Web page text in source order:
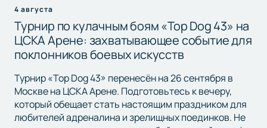
4 августа
Турнир по кулачным боям «Top Dog 43» на
ЦСКА Арене: захватывающее событие для
поклонников боевых искусств
Турнир «Top Dog 43» перенесён на 26 сентября в
Москве на ЦСКА Арене. Подготовьтесь к вечеру,
который обещает стать настоящим праздником для
любителей адреналина и зрелищных поединков. Не